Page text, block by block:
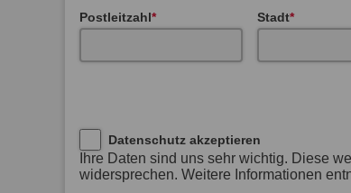
Postleitzahl Stadt
Datenschutz akzeptieren
Ihre Daten sind uns sehr wichtig. Diese
widersprechen. Weitere Informationen